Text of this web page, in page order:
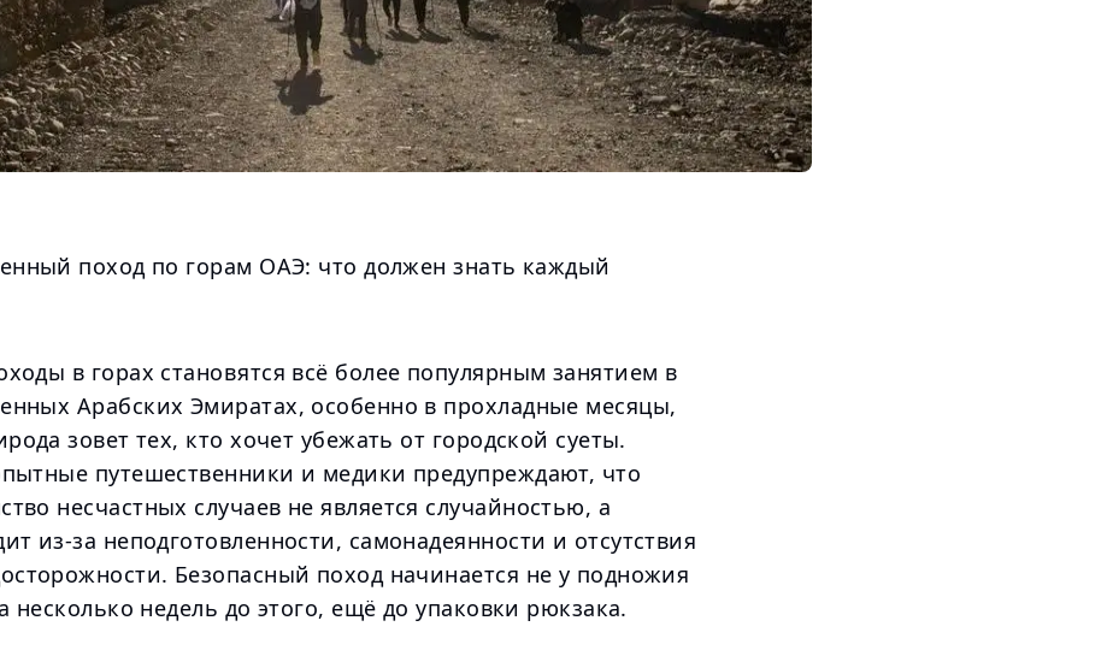
поход по горам ОАЭ: что должен знать каждый
в горах становятся всё более популярным занятием в
Арабских Эмиратах, особенно в прохладные месяцы,
зовет тех, кто хочет убежать от городской суеты.
путешественники и медики предупреждают, что
несчастных случаев не является случайностью, а
из-за неподготовленности, самонадеянности и отсутствия
Безопасный поход начинается не у подножия
несколько недель до этого, ещё до упаковки рюкзака.